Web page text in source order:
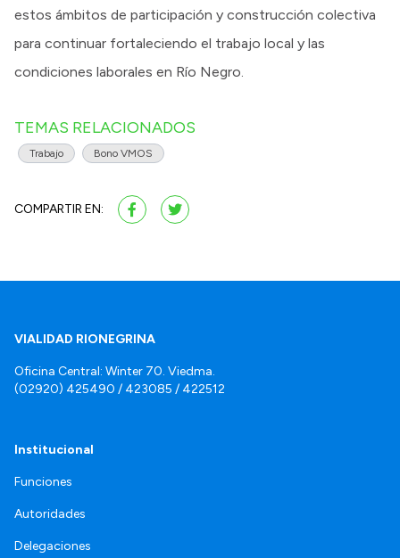
estos ámbitos de participación y construcción colectiva
para continuar fortaleciendo el trabajo local y las
condiciones laborales en Río Negro.
TEMAS RELACIONADOS
Trabajo Bono VMOS
COMPARTIR EN:
VIALIDAD RIONEGRINA
Oficina Central: Winter 70. Viedma.
(02920) 425490 / 423085 / 422512
Institucional
Funciones
Autoridades
Delegaciones